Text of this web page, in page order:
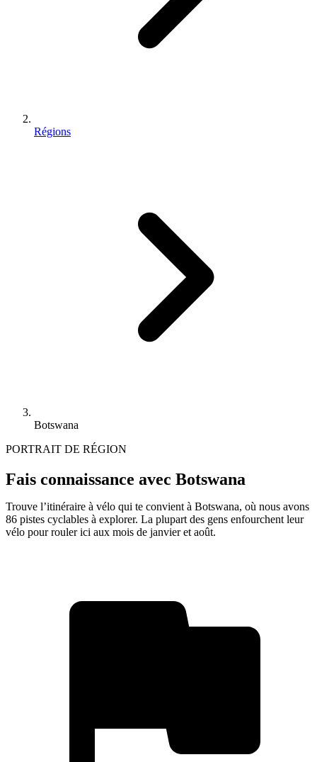
Régions
Botswana
PORTRAIT DE RÉGION
Fais connaissance avec Botswana
Trouve l’itinéraire à vélo qui te convient à Botswana, où nous avons
86 pistes cyclables à explorer. La plupart des gens enfourchent leur
vélo pour rouler ici aux mois de janvier et août.